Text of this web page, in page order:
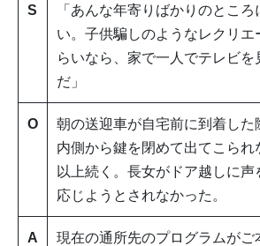
S
「あんな年寄りばかりのとこ
い。子供騙しのようなレクリエ
らいなら、家で一人でテレビを
だ」
O
朝の送迎車が自宅前に到着した
内側から鍵を閉めて出てこられ
以上続く。長女がドア越しに声
応じようとされなかった。
A
現在の通所先のプログラムがご